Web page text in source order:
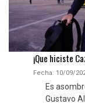
¡Que hiciste
Fecha: 10/09/
Es
Gustavo